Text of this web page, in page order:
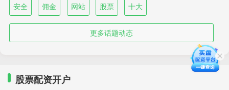
安全 佣金 网站 股票 十大
更多话题动态
股票配资开户